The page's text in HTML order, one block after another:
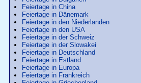
Feiertage in China
Feiertage in Dänemark
Feiertage in den Niederlanden
Feiertage in den USA
Feiertage in der Schweiz
Feiertage in der Slowakei
Feiertage in Deutschland
Feiertage in Estland
Feiertage in Europa
Feiertage in Frankreich